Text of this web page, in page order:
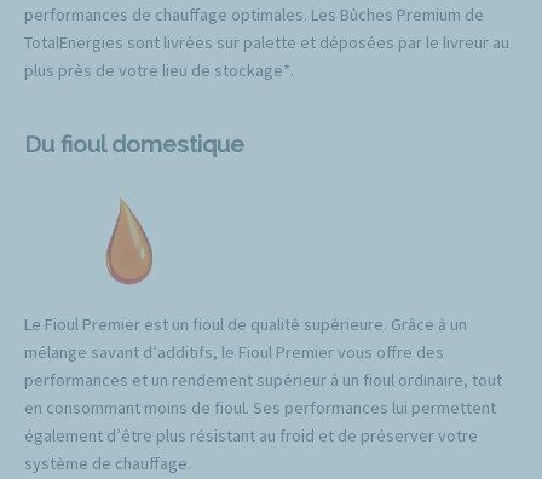
performances de chauffage optimales. Les Bûches Premium de
TotalEnergies sont livrées sur palette et déposées par le livreur au
plus près de votre lieu de stockage*.
Du fioul domestique
Le Fioul Premier est un fioul de qualité supérieure. Grâce à un
mélange savant d’additifs, le Fioul Premier vous offre des
performances et un rendement supérieur à un fioul ordinaire, tout
en consommant moins de fioul. Ses performances lui permettent
également d’être plus résistant au froid et de préserver votre
système de chauffage.